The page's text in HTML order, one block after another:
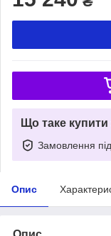
Що таке
Замовлення
Опис